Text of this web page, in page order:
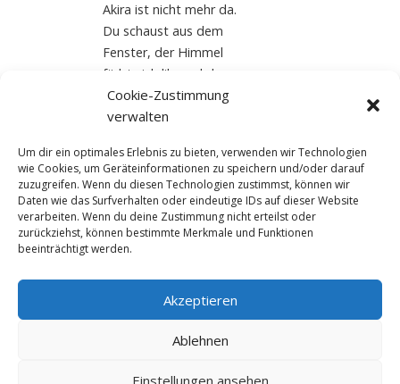
Cookie-Zustimmung
verwalten
Um dir ein optimales Erlebnis zu bieten, verwenden wir Technologien
wie Cookies, um Geräteinformationen zu speichern und/oder darauf
zuzugreifen. Wenn du diesen Technologien zustimmst, können wir
Daten wie das Surfverhalten oder eindeutige IDs auf dieser Website
verarbeiten. Wenn du deine Zustimmung nicht erteilst oder
zurückziehst, können bestimmte Merkmale und Funktionen
beeinträchtigt werden.
Akzeptieren
Ablehnen
Einstellungen ansehen
Akira ist nicht mehr da.
Du schaust aus dem
Fenster, der Himmel
färbt sich lila und dann
[…]
© NewDEF 2026